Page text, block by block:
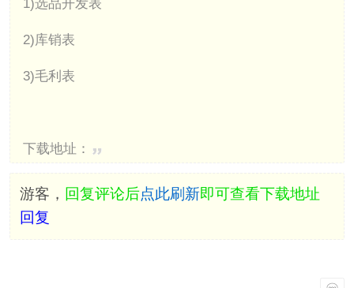
1)选品开发表
2)库销表
3)毛利表
下载地址：
游客， 回复评论后点此刷新即可查看下载地址
回复